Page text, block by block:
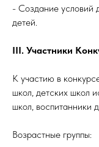
- Создание условий
детей.
III. Участники
К участию в
школ, детских школ
школ, воспитанники
Возрастные группы: